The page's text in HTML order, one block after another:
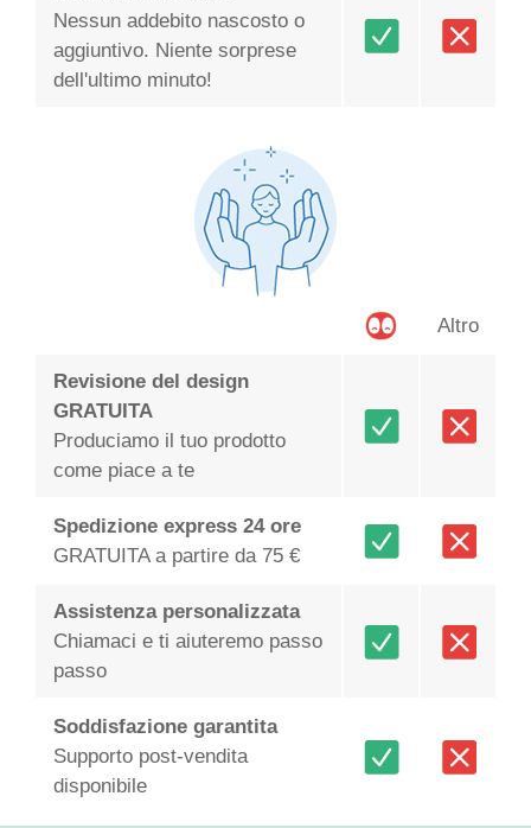
Nessun addebito nascosto o
aggiuntivo. Niente sorprese
dell'ultimo minuto!
Altro
Revisione del design
GRATUITA
Produciamo il tuo prodotto
come piace a te
Spedizione express 24 ore
GRATUITA a partire da 75 €
Assistenza personalizzata
Chiamaci e ti aiuteremo passo
passo
Soddisfazione garantita
Supporto post-vendita
disponibile